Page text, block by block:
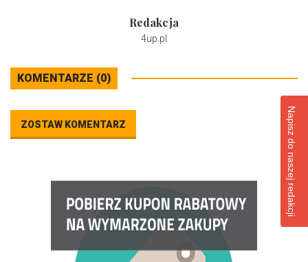
Redakcja
4up.pl
KOMENTARZE (0)
ZOSTAW KOMENTARZ Napisz do naszej redakcji